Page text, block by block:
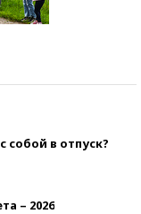
собой в отпуск?
– 2026